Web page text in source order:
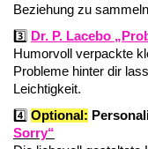
Beziehung zu
3️⃣ Dr. P. Lacebo
Humorvoll verpackte
Probleme hinter dir
Leichtigkeit.
4️⃣ Optional:
Sorry“